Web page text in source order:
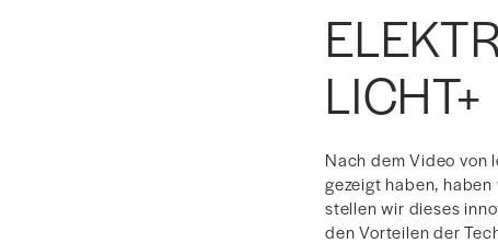
LICHT+
Nach dem Video von
gezeigt haben,
stellen wir dieses
den Vorteilen der